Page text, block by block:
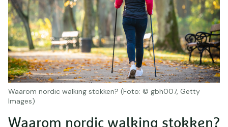
Waarom nordic walking stokken?
Waarom nordic walking stokken? (Foto: © gbh007, Getty
Images)